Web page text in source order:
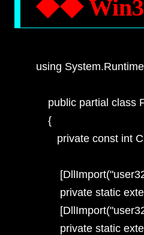
◆◆
using
public partial
    {
private const
private
private static